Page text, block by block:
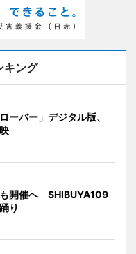
キング
ーバー」デジタル版、
も開催へ SHIBUYA109
り